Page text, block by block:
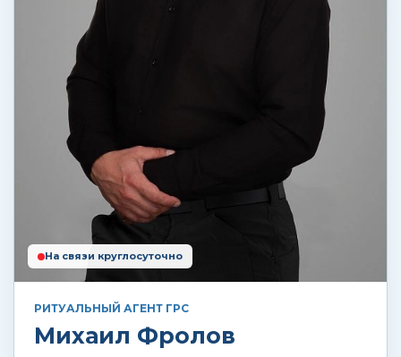
На связи круглосуточно
РИТУАЛЬНЫЙ АГЕНТ ГРС
Михаил Фролов